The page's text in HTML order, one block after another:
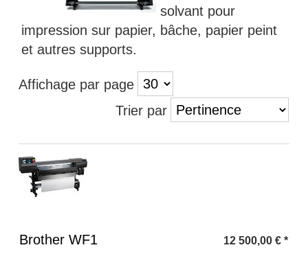
solvant pour
impression sur papier, bâche, papier peint
et autres supports.
Affichage par page
Trier par
Titre 1
Brother WF1 12 500,00 € *